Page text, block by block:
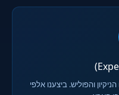
הניקיון והפוליש. ביצענו אלפי